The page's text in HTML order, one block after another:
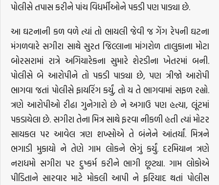
પોલીસે તપાસ કરીને પાંચ વિધર્મીઓને પકડી પણ પાડ્યા છે.
આ ઘટનાની કળ વળે ત્યાં તો ભાયલી જેવી જ ગેંગ રેપની ઘટના
મંગળવારે સગીરા સાથે સુરત જિલ્લાના માંગરોળ તાલુકાના મોટા
બોરસરામાં રાત્રે અગિયારેકના સુમારે શેરડીના ખેતરમાં બની.
પોલીસે બે આરોપીને તો પકડી પાડ્યા છે, પણ ત્રીજો આરોપી
ભાગવા જતાં પોલીસે ફાયરિંગ કર્યું, તો ય તે ભાગવામાં સફળ રહ્યો.
ત્રણે આરોપીઓ રીઢા ગુનેગારો છે ને અગાઉ પણ હત્યા, લૂંટમાં
પકડાયેલા છે. સગીરા તેના મિત્ર સાથે ફરવા નીકળી હતી ત્યાં મોટર
સાયકલ પર આવેલ ત્રણ શખ્સોએ તે બંનેને આંતર્યાં. મિત્રને
ભગાડી મુકાયો ને તેણે ગામ લોકને ભેગું કર્યું. દરમિયાન ત્રણે
નરાધમો સગીરા પર દુષ્કર્મ કરીને ભાગી છૂટ્યા. ગામ લોકોએ
પીડિતાને સારવાર માટે મોકલી આપી ને ફરિયાદ થતાં પોલીસ